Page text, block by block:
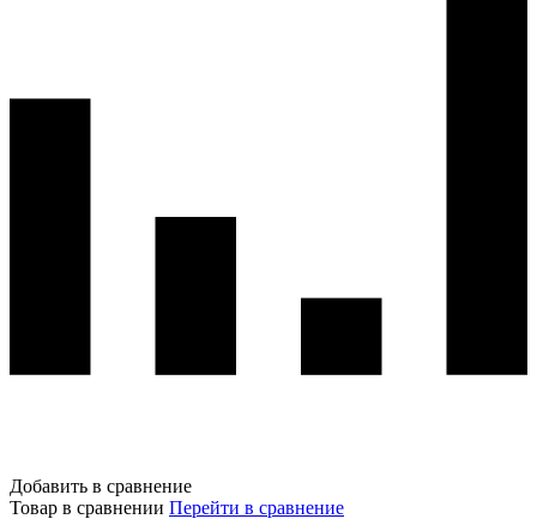
Добавить в сравнение
Товар в сравнении Перейти в сравнение